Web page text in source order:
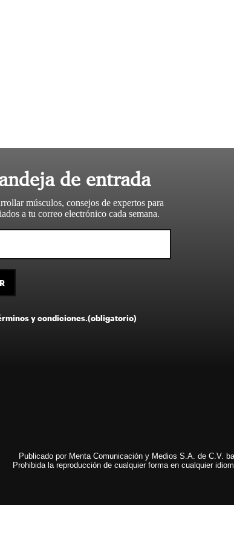
de entrada
músculos, consejos de expertos para
a tu correo electrónico cada semana.
y condiciones.(obligatorio)
Publicado por Menta Comunicación y Medios S.A. de C.V.
Prohibida la reproducción de cualquier forma en cualquier